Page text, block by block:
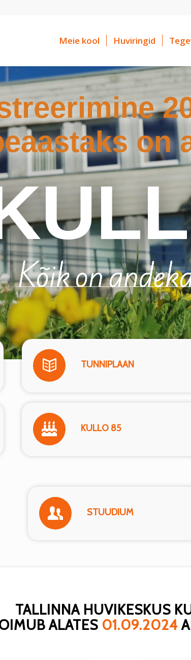
Meie kool Huviringid
Kõik on
on
TUNNIPLAAN
KULLO 85
STUUDIUM
TALLINNA HUVIKESKUS
ALATES 01.09.2024